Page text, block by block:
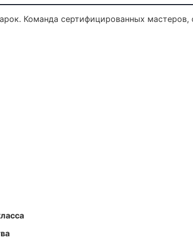
Команда сертифицированных мастеров,